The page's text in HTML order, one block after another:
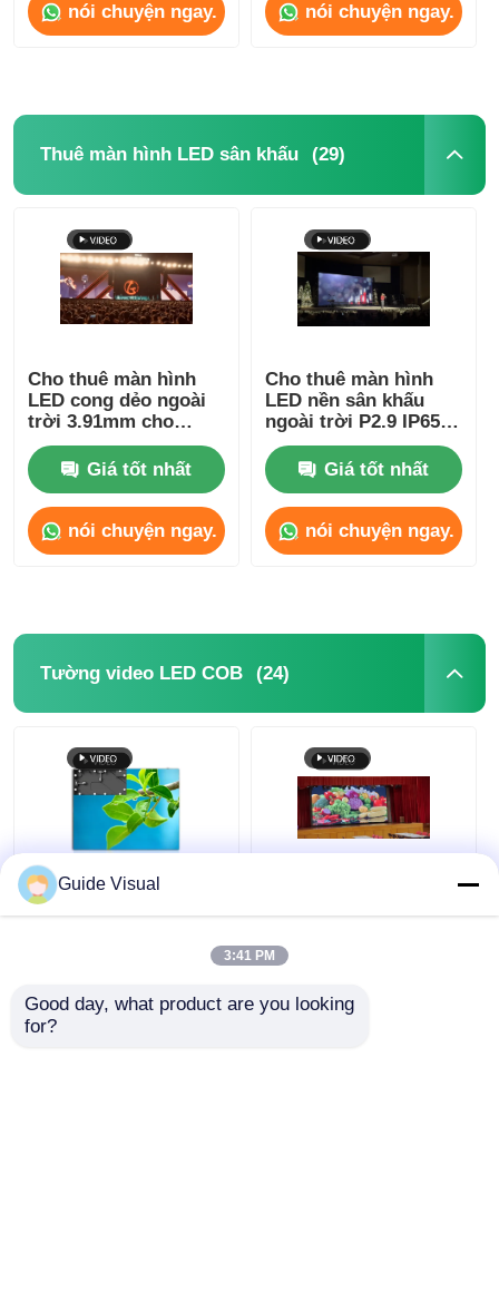
nói chuyện ngay. nói chuyện ngay.
Thuê màn hình LED sân khấu (29)
Cho thuê màn hình
LED cong dẻo ngoài
trời 3.91mm cho
trung tâm thương
mại 5V SDKGiá tốt nhất
nói chuyện ngay.
Cho thuê màn hình
LED nền sân khấu
ngoài trời P2.9 IP65
Chống nước cho buổi
hòa nhạcGiá tốt nhất
nói chuyện ngay.
Tường video LED COB (24)
P1.2 Bảng điều khiển
LED COB Video
có khoảng cách điểm
ảnh nhỏ P0.6 P0.7
P0.9 Màn hình quảng
Guide Visual
3:41 PM
Good day, what product are you looking
for?